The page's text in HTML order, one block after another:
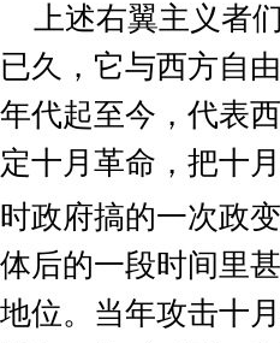
上述右翼主义者
已久，它与西方自
年代起至今，代表
定十月革命，把十
时政府搞的一次政
体后的一段时间里
地位。当年攻击十